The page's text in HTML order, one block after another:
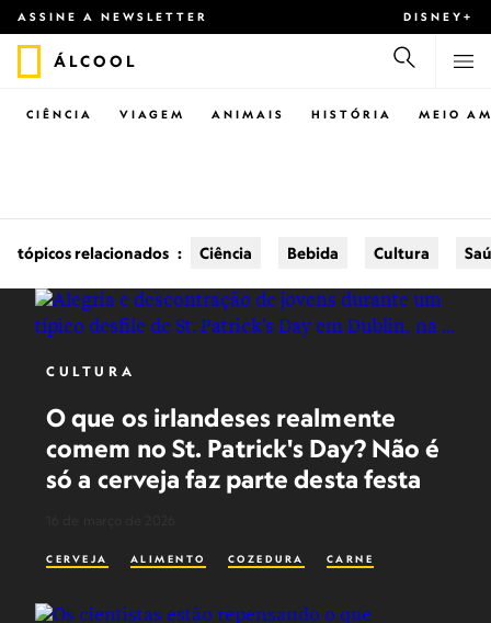
ASSINE A NEWSLETTER DISNEY+
ÁLCOOL
CIÊNCIA VIAGEM ANIMAIS HISTÓRIA MEIO
tópicos relacionados : Ciência Bebida Cultura
CULTURA
O que os irlandeses realmente
comem no St. Patrick's Day? Não é
só a cerveja faz parte desta festa
CERVEJA ALIMENTO COZEDURA CARNE